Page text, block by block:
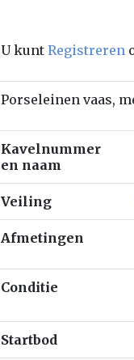
U kunt Registreren
Porseleinen vaas,
Kavelnummer
en naam
Veiling
Afmetingen
Conditie
Startbod